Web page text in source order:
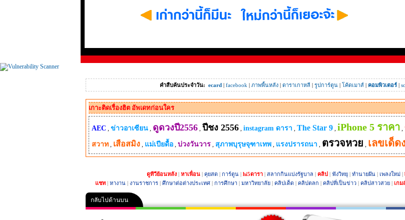
คำสืบค้นประจำวัน: ecard| facebook | ภาพพื้นหลัง| ดาราเกาหลี | รูปการ์ตูน| โค้ดเมาส์| คอมพิวเตอร์|
เกาะติดเรื่องฮิต อัพเดทก่อนใคร
AEC , ข่าวอาเซียน, ดูดวงปี2556, ปีชง 2556, instagram ดารา , The Star 9, iPhone 5 ราคา ,
สวาท, เสือสมิง, แม่เปียดื้อ, บ่วงวันวาร, สุภาพบุรุษจุฑาเทพ , แรงปรารถนา , ตรวจหวย , เลขเด็ด
ดูทีวีย้อนหลัง| หาเพื่อน| คุยสด| การ์ตูน| hi5ดารา| สลากกินแบ่งรัฐบาล | คลิป | ฟังวิทยุ| ทำนายฝัน| เพลงใหม่|
แชท | หางาน | งานราชการ | ศึกษาต่อต่างประเทศ | การศึกษา | มหาวิทยาลัย | คลิปเด็ด | คลิปตลก | คลิปที่เป็นข่าว | คลิปสาวสวย | เกม
กลับไปด้านบน